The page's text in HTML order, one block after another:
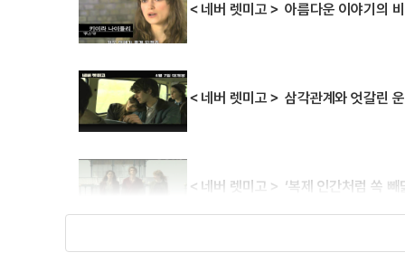
＜네버 렛미고＞ 아름다운 이야기의
＜네버 렛미고＞ 삼각관계와 엇갈린
＜네버 렛미고＞ ‘복제 인간처럼 쏙 빼